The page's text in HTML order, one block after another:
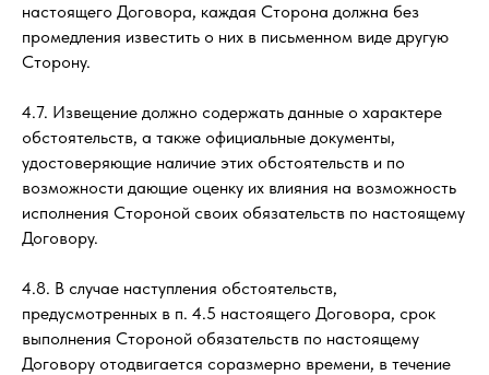
настоящего Договора, каждая Сторона должна без
промедления известить о них в письменном виде другую
Сторону.
4.7. Извещение должно содержать данные о характере
обстоятельств, а также официальные документы,
удостоверяющие наличие этих обстоятельств и по
возможности дающие оценку их влияния на возможность
исполнения Стороной своих обязательств по настоящему
Договору.
4.8. В случае наступления обстоятельств,
предусмотренных в п. 4.5 настоящего Договора, срок
выполнения Стороной обязательств по настоящему
Договору отодвигается соразмерно времени, в течение